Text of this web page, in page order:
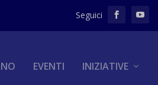
EVENTI INIZIATIVE